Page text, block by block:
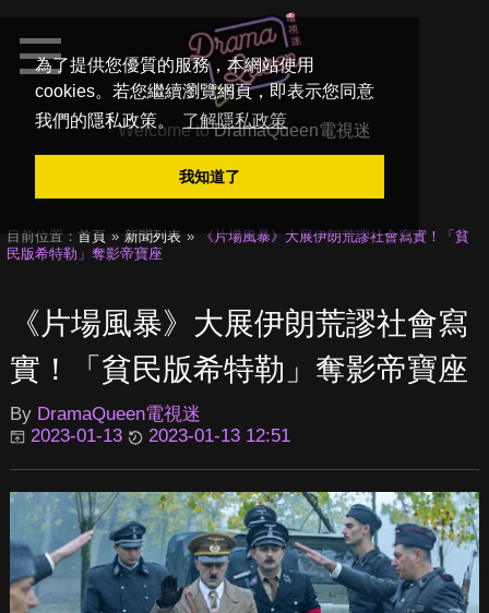
為了提供您優質的服務，本網站使用
cookies。若您繼續瀏覽網頁，即表示您同意
我們的隱私政策。
了解隱私政策
我知道了
Welcome toDramaQueen電視迷
目前位置： 首頁 新聞列表
《片場風暴》大展伊朗荒謬社會寫實！「貧
民版希特勒」奪影帝寶座
《片場風暴》大展伊朗荒謬社會寫
實！「貧民版希特勒」奪影帝寶座
By DramaQueen電視迷
2023-01-13
2023-01-13 12:51